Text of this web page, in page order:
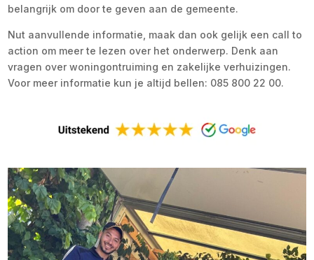
belangrijk om door te geven aan de gemeente.
Nut aanvullende informatie, maak dan ook gelijk een call to
action om meer te lezen over het onderwerp. Denk aan
vragen over woningontruiming en zakelijke verhuizingen.
Voor meer informatie kun je altijd bellen: 085 800 22 00.